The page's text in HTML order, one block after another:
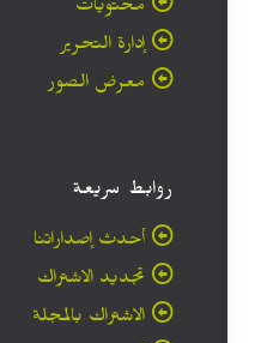
محتويات
إدارة التحرير
معرض الصور
روابط سريعة
أحدث إصداراتنا
تجديد الاشتراك
الاشتراك بالمجلة